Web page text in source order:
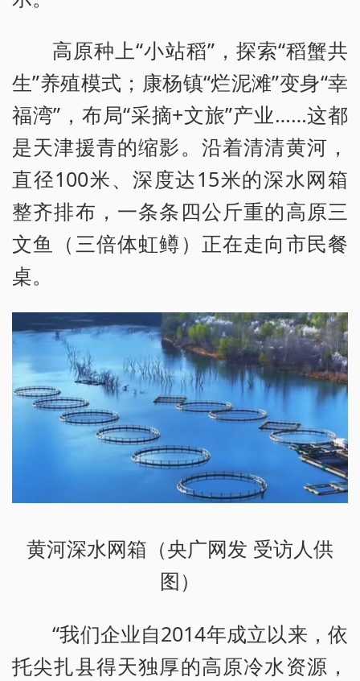
高原种上“小站稻”，探索“稻蟹共
生”养殖模式；康杨镇“烂泥滩”变身“幸
福湾”，布局“采摘+文旅”产业……这都
是天津援青的缩影。沿着清清黄河，
直径100米、深度达15米的深水网箱
整齐排布，一条条四公斤重的高原三
文鱼（三倍体虹鳟）正在走向市民餐
桌。
黄河深水网箱（央广网发 受访人供
图）
“我们企业自2014年成立以来，依
托尖扎县得天独厚的高原冷水资源，